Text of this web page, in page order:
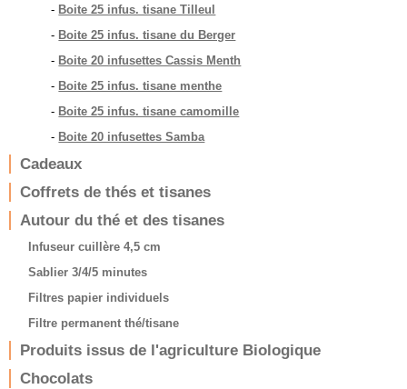
- Boite 25 infus. tisane Tilleul
- Boite 25 infus. tisane du Berger
- Boite 20 infusettes Cassis Menth
- Boite 25 infus. tisane menthe
- Boite 25 infus. tisane camomille
- Boite 20 infusettes Samba
Cadeaux
Coffrets de thés et tisanes
Autour du thé et des tisanes
Infuseur cuillère 4,5 cm
Sablier 3/4/5 minutes
Filtres papier individuels
Filtre permanent thé/tisane
Produits issus de l'agriculture Biologique
Chocolats